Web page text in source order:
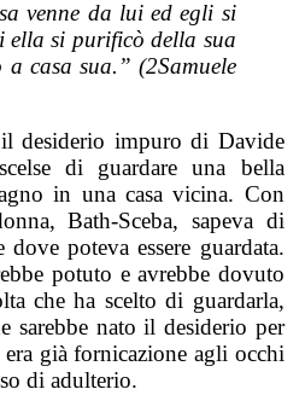
venne da lui ed egli si
ella si purificò della sua
casa sua.” (2Samuele
desiderio impuro di Davide
di guardare una bella
in una casa vicina. Con
Bath-Sceba, sapeva di
poteva essere guardata.
potuto e avrebbe dovuto
che ha scelto di guardarla,
sarebbe nato il desiderio per
già fornicazione agli occhi
di adulterio.